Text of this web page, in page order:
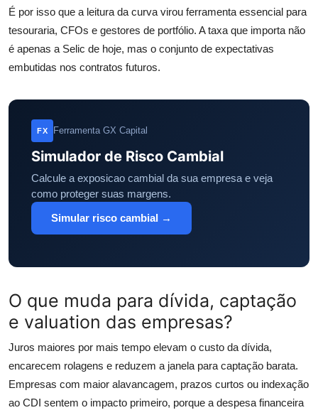
É por isso que a leitura da curva virou ferramenta essencial para
tesouraria, CFOs e gestores de portfólio. A taxa que importa não
é apenas a Selic de hoje, mas o conjunto de expectativas
embutidas nos contratos futuros.
FX Ferramenta GX Capital
Simulador de Risco Cambial
Calcule a exposicao cambial da sua empresa e veja
como proteger suas margens.
Simular risco cambial →
O que muda para dívida, captação
e valuation das empresas?
Juros maiores por mais tempo elevam o custo da dívida,
encarecem rolagens e reduzem a janela para captação barata.
Empresas com maior alavancagem, prazos curtos ou indexação
ao CDI sentem o impacto primeiro, porque a despesa financeira